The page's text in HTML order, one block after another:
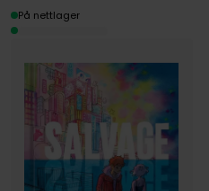
På nettlager